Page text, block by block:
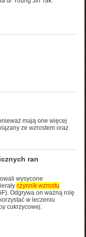
mają one więcej
ze wzrostem oraz
ran
wysycone
czynnik wzrostu
Odgrywa on ważną rolę
w leczeniu
cukrzycowej.